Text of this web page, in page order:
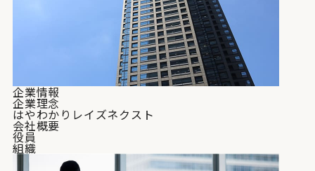
企業情報
企業理念
はやわかりレイズネクスト
会社概要
役員
組織